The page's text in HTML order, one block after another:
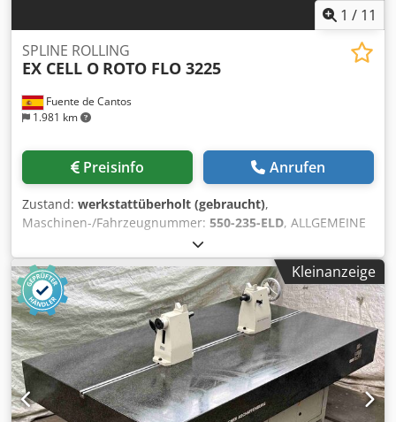
1 / 11
Fuente de Cantos
1.981 km
SPLINE ROLLING
EX CELL O ROTO FLO 3225
Preisinfo Anrufen
Zustand: werkstattüberholt (gebraucht),
Maschinen-/Fahrzeugnummer: 550-235-ELD, ALLGEMEINE
MERKMALE Max. Walz-Ø 41 mm Max. Modulbereich/min.
1,5 / 0.39 Max. Walzbreite 92 mm Max. Hub des
Werkzeugschlittens 760 mm Max. Zahnstangenlänge 610
mm Max/min. diametrale Teilung 20/40-32/64 Fertigungs-
Nr. 550-235-ELD ELEKTRISCHE DATEN Dsdpfx Asd Nw
Tteicewa Leistung des Hauptmotors 15 PS
Kleinanzeige